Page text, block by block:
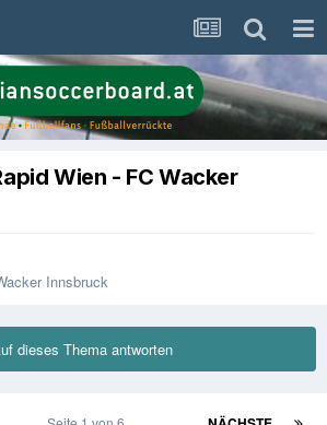
Wien - FC Wacker
Innsbruck
dieses Thema antworten